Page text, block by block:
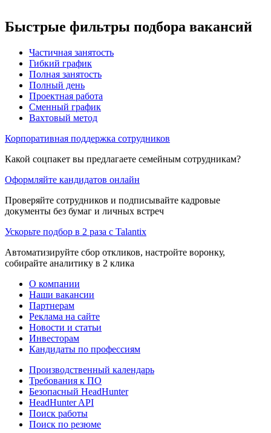
Быстрые фильтры подбора вакансий
Частичная занятость
Гибкий график
Полная занятость
Полный день
Проектная работа
Сменный график
Вахтовый метод
Корпоративная поддержка сотрудников
Какой соцпакет вы предлагаете семейным сотрудникам?
Оформляйте кандидатов онлайн
Проверяйте сотрудников и подписывайте кадровые
документы без бумаг и личных встреч
Ускорьте подбор в 2 раза с Talantix
Автоматизируйте сбор откликов, настройте воронку,
собирайте аналитику в 2 клика
О компании
Наши вакансии
Партнерам
Реклама на сайте
Новости и статьи
Инвесторам
Кандидаты по профессиям
Производственный календарь
Требования к ПО
Безопасный HeadHunter
HeadHunter API
Поиск работы
Поиск по резюме